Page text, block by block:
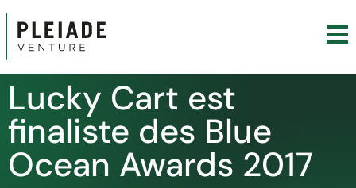
Lucky Cart est
finaliste des Blue
Ocean Awards 2017